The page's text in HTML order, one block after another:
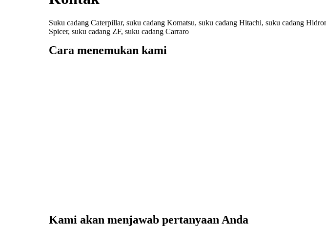
Suku cadang Caterpillar, suku cadang Komatsu, suku cadang Hitachi, suku cadang
Spicer, suku cadang ZF, suku cadang Carraro
Cara menemukan kami
Kami akan menjawab pertanyaan Anda